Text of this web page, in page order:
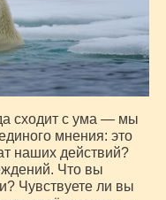
сходит с ума — мы
мнения: это
наших действий?
Что вы
Чувствуете ли вы